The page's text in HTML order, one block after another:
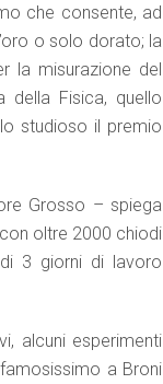
che consente, ad
o solo dorato; la
la misurazione del
della Fisica, quello
studioso il premio
Grosso – spiega
oltre 2000 chiodi
3 giorni di lavoro
alcuni esperimenti
a Broni